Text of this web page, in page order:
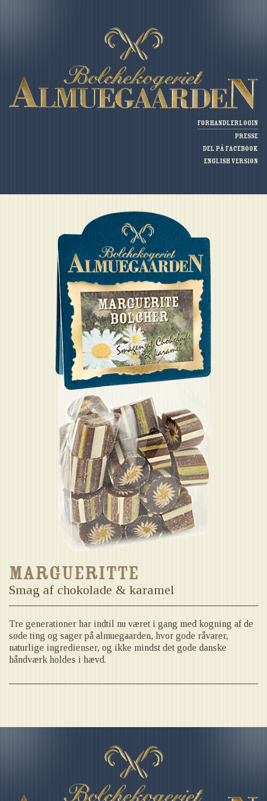
Forhandlerlogin
Presse
Del på Facebook
English version
Margueritte
Smag af chokolade & karamel
Tre generationer har indtil nu været i gang med kogning af de
søde ting og sager på almuegaarden, hvor gode råvarer,
naturlige ingredienser, og ikke mindst det gode danske
håndværk holdes i hævd.